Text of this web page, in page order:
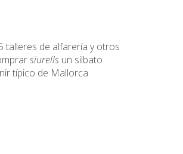
talleres de alfarería y otros
siurells un silbato
típico de Mallorca.